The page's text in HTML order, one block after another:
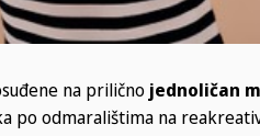
na prilično jednoličan
po odmaralištima na